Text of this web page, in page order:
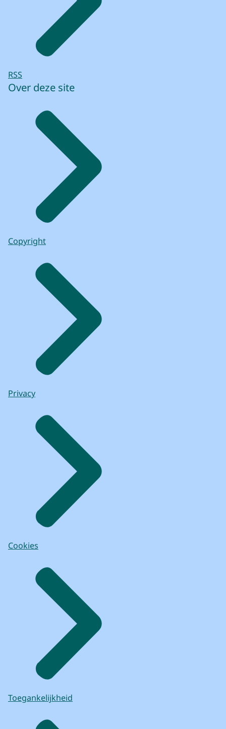
RSS
Over deze site
Copyright
Privacy
Cookies
Toegankelijkheid